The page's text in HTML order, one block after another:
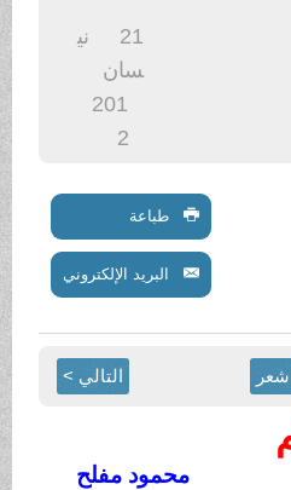
البريد الإلكتروني
محمود مفلح